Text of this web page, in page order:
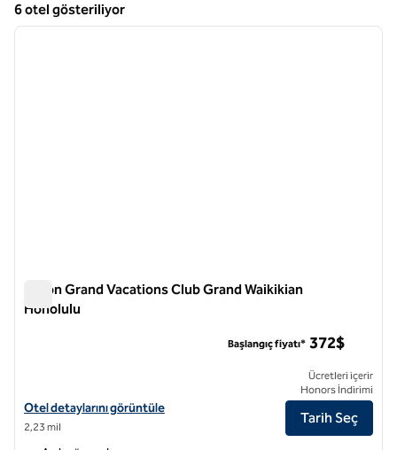
6 otel gösteriliyor
6 otel gösteriliyor
1 / 12
Hilton Grand Vacations Club Grand Waikikian
Honolulu
Hilton Grand Vacations Club Grand Waikikian Honolulu için otel
Otel detaylarını görüntüle
2,23 mil
Başlangıç fiyatı* 372$
Ücretleri içerir
Honors İndirimi
Tarih Seç